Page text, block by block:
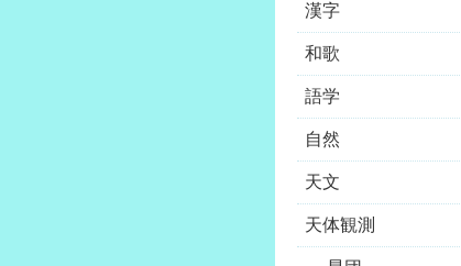
漢字
和歌
語学
自然
天文
天体観測